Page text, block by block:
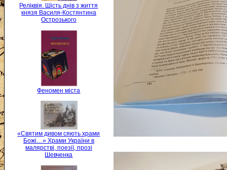
Реліквія. Шість днів з життя
князя Василя-Костянтина
Острозького
Феномен міста
«Святим дивом сяють храми
Божі…» Храми України в
малярстві, поезії, прозі
Шевченка